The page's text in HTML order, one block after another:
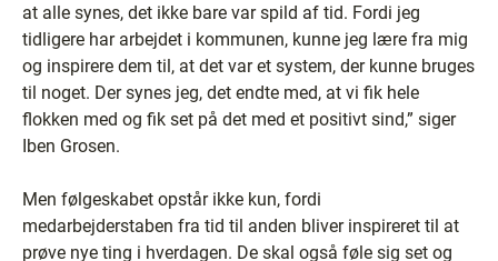
at alle synes, det ikke bare var spild af tid. Fordi jeg
tidligere har arbejdet i kommunen, kunne jeg lære fra mig
og inspirere dem til, at det var et system, der kunne bruges
til noget. Der synes jeg, det endte med, at vi fik hele
flokken med og fik set på det med et positivt sind,” siger
Iben Grosen.
Men følgeskabet opstår ikke kun, fordi
medarbejderstaben fra tid til anden bliver inspireret til at
prøve nye ting i hverdagen. De skal også føle sig set og